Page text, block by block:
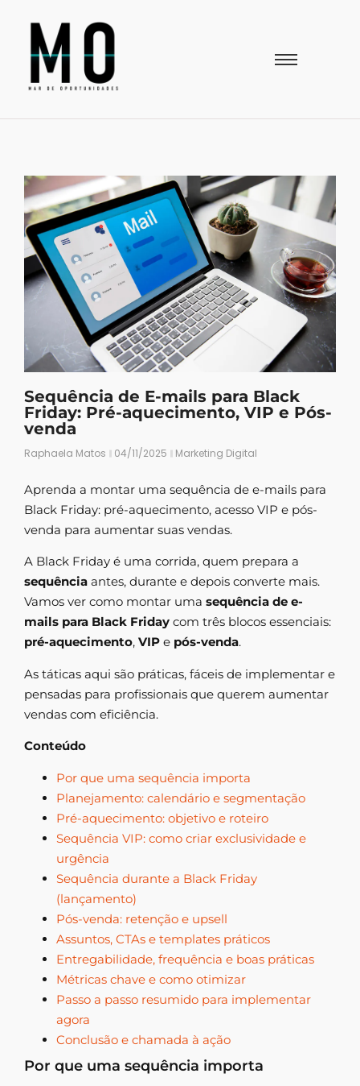
Sequência de E-mails para Black
Friday: Pré-aquecimento, VIP e Pós-
venda
Raphaela Matos 04/11/2025 Marketing Digital
Aprenda a montar uma sequência de e-mails para
Black Friday: pré-aquecimento, acesso VIP e pós-
venda para aumentar suas vendas.
A Black Friday é uma corrida, quem prepara a
sequência antes, durante e depois converte mais.
Vamos ver como montar uma sequência de e-
mails para Black Friday com três blocos essenciais:
pré-aquecimento, VIP e pós-venda.
As táticas aqui são práticas, fáceis de implementar e
pensadas para profissionais que querem aumentar
vendas com eficiência.
Conteúdo
Por que uma sequência importa
Planejamento: calendário e segmentação
Pré-aquecimento: objetivo e roteiro
Sequência VIP: como criar exclusividade e
urgência
Sequência durante a Black Friday
(lançamento)
Pós-venda: retenção e upsell
Assuntos, CTAs e templates práticos
Entregabilidade, frequência e boas práticas
Métricas chave e como otimizar
Passo a passo resumido para implementar
agora
Conclusão e chamada à ação
Por que uma sequência importa